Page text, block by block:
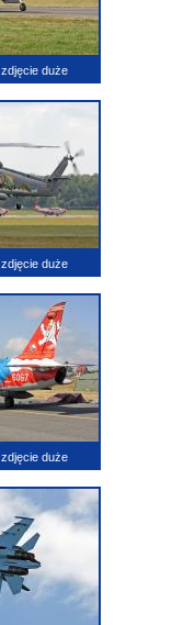
zdjęcie duże
zdjęcie duże
zdjęcie duże